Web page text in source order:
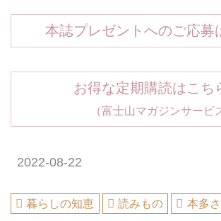
本誌プレゼントへのご応募
お得な定期購読はこち
（富士山マガジンサービ
2022-08-22
暮らしの知恵 読みもの 本多